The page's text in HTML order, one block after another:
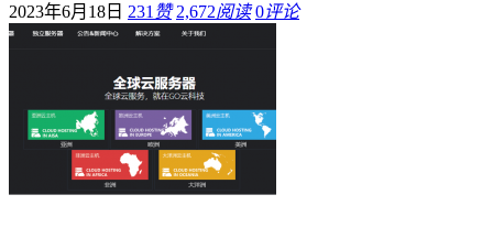
2023年6月18日 231 赞 2,672阅读 0评论